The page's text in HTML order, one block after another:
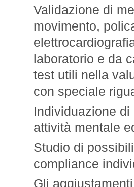
Validazione di
movimento,
laboratorio e da
test utili nella
con speciale
Individuazione
attività mentale
Studio di
compliance
Gli